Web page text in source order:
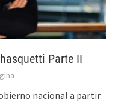
Parte II
nacional a partir